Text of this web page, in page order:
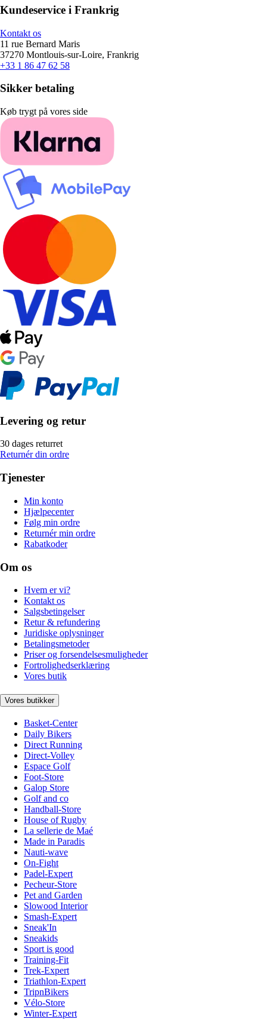
Kundeservice i Frankrig
Kontakt os
11 rue Bernard Maris
37270 Montlouis-sur-Loire, Frankrig
+33 1 86 47 62 58
Sikker betaling
Køb trygt på vores side
Levering og retur
30 dages returret
Returnér din ordre
Tjenester
Min konto
Hjælpecenter
Følg min ordre
Returnér min ordre
Rabatkoder
Om os
Hvem er vi?
Kontakt os
Salgsbetingelser
Retur & refundering
Juridiske oplysninger
Betalingsmetoder
Priser og forsendelsesmuligheder
Fortrolighedserklæring
Vores butik
Vores butikker
Basket-Center
Daily Bikers
Direct Running
Direct-Volley
Espace Golf
Foot-Store
Galop Store
Golf and co
Handball-Store
House of Rugby
La sellerie de Maé
Made in Paradis
Nauti-wave
On-Fight
Padel-Expert
Pecheur-Store
Pet and Garden
Slowood Interior
Smash-Expert
Sneak'In
Sneakids
Sport is good
Training-Fit
Trek-Expert
Triathlon-Expert
TripnBikers
Vélo-Store
Winter-Expert